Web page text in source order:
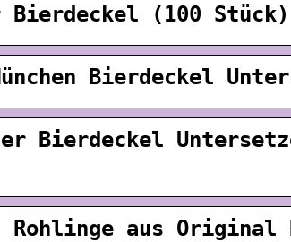
Bierdeckel (100 Stück)
Bierdeckel
Bierdeckel
Rohlinge aus